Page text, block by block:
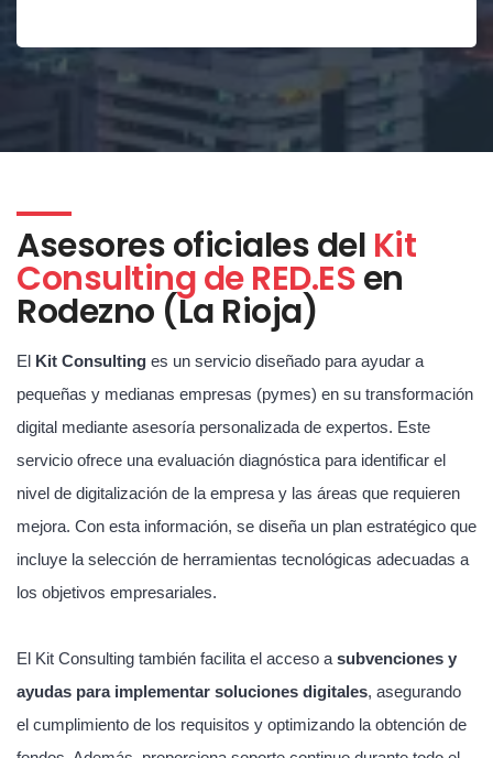
Asesores oficiales del Kit
Consulting de RED.ESen
Rodezno (La Rioja)
El Kit Consulting es un servicio diseñado para ayudar a
pequeñas y medianas empresas (pymes) en su transformación
digital mediante asesoría personalizada de expertos. Este
servicio ofrece una evaluación diagnóstica para identificar el
nivel de digitalización de la empresa y las áreas que requieren
mejora. Con esta información, se diseña un plan estratégico que
incluye la selección de herramientas tecnológicas adecuadas a
los objetivos empresariales.
El Kit Consulting también facilita el acceso a subvenciones y
ayudas para implementar soluciones digitales, asegurando
el cumplimiento de los requisitos y optimizando la obtención de